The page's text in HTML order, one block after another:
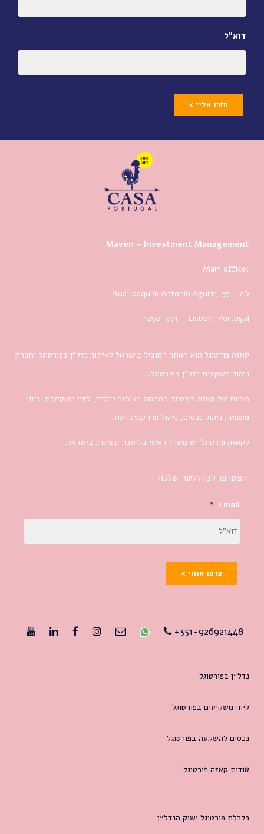
דוא״ל *
חזרו אליי >
Maven – Investment Management
Main office:
Rua Joaquim Antonio Aguiar, 35 – 2D
1250-071 – Lisbon, Portugal
קאזה פורטוגל הוא האתר המוביל בישראל לאיתור נדל”ן בפורטוגל וחברת
ניהול השקעות נדל”ן בפורטוגל.
הצוות של קאזה פורטוגל מתמחה באיתור נכסים, ליווי משקיעים, ליווי
משפטי, ניהול נכסים, ניהול פרויקטים ועוד.
לקאזה פורטוגל יש משרד ראשי בליסבון ונציגות בישראל.
הצטרפו לניוזלטר שלנו:
Email
*
צרפו אותי >
351-926921448+
נדל״ן בפורטוגל
ליווי משקיעים בפורטוגל
נכסים להשקעה בפורטוגל
אודות קאזה פורטוגל
כלכלת פורטוגל ושוק הנדל״ן